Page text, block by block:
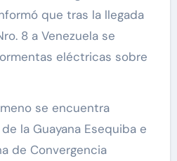
que tras la llegada
8 a Venezuela se
eléctricas sobre
se encuentra
la Guayana Esequiba e
de Convergencia